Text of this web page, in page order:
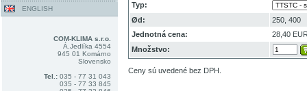
ENGLISH
COM-KLIMA s.r.o.
Á.Jedlíka 4554
945 01 Komárno
Slovensko
Tel.: 035 - 77 31 043
035 - 77 33 845
Typ:
Ød:
250, 400
Jednotná cena:
28,40
Množstvo:
Ceny sú uvedené bez DPH.